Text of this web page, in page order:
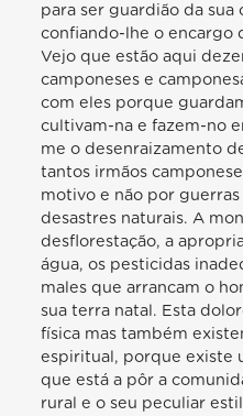
para ser guardião da sua
confiando-lhe o encargo
Vejo que estão aqui
camponeses e
com eles porque
cultivam-na e fazem-no
me o desenraizamento
tantos irmãos
motivo e não por guerras
desastres naturais. A
desflorestação, a
água, os pesticidas
males que arrancam o
sua terra natal. Esta
física mas também
espiritual, porque existe
que está a pôr a
rural e o seu peculiar